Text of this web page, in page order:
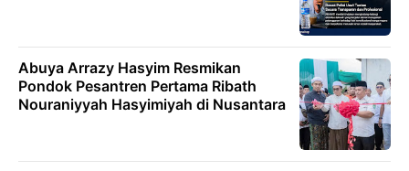
Abuya Arrazy Hasyim Resmikan
Pondok Pesantren Pertama Ribath
Nouraniyyah Hasyimiyah di Nusantara